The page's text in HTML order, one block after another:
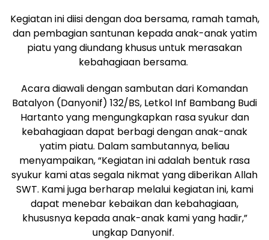
Kegiatan ini diisi dengan doa bersama, ramah tamah,
dan pembagian santunan kepada anak-anak yatim
piatu yang diundang khusus untuk merasakan
kebahagiaan bersama.
Acara diawali dengan sambutan dari Komandan
Batalyon (Danyonif) 132/BS, Letkol Inf Bambang Budi
Hartanto yang mengungkapkan rasa syukur dan
kebahagiaan dapat berbagi dengan anak-anak
yatim piatu. Dalam sambutannya, beliau
menyampaikan, “Kegiatan ini adalah bentuk rasa
syukur kami atas segala nikmat yang diberikan Allah
SWT. Kami juga berharap melalui kegiatan ini, kami
dapat menebar kebaikan dan kebahagiaan,
khususnya kepada anak-anak kami yang hadir,”
ungkap Danyonif.